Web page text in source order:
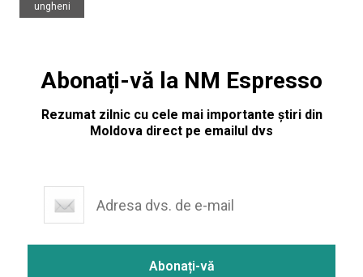
ungheni
Abonați-vă la NM Espresso
Rezumat zilnic cu cele mai importante știri din
Moldova direct pe emailul dvs